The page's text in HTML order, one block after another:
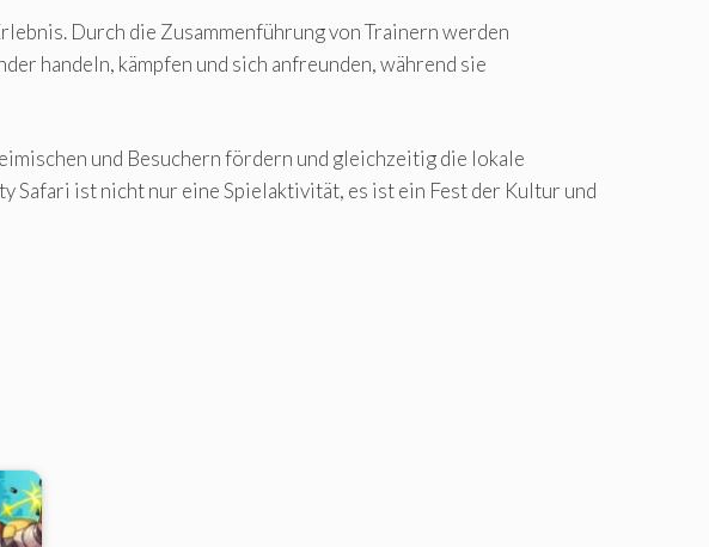
Durch die Zusammenführung von Trainern werden
handeln, kämpfen und sich anfreunden, während sie
und Besuchern fördern und gleichzeitig die lokale
ist nicht nur eine Spielaktivität, es ist ein Fest der Kultur und